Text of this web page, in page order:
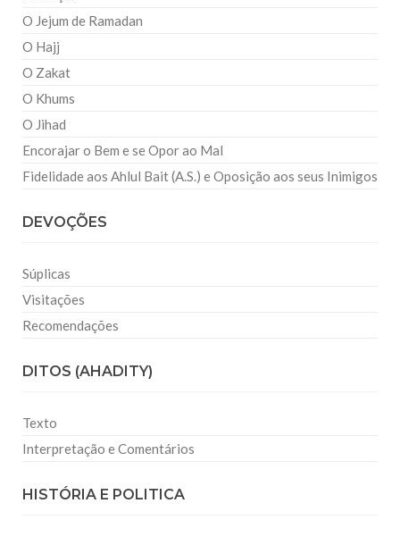
O Jejum de Ramadan
O Hajj
O Zakat
O Khums
O Jihad
Encorajar o Bem e se Opor ao Mal
Fidelidade aos Ahlul Bait (A.S.) e Oposição aos seus Inimigos
DEVOÇÕES
Súplicas
Visitações
Recomendações
DITOS (AHADITY)
Texto
Interpretação e Comentários
HISTÓRIA E POLITICA